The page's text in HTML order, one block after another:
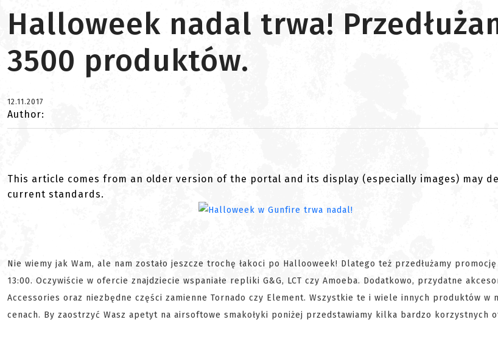
Halloweek nadal trwa!
3500 produktów.
12.11.2017
Author:
This article comes from an older version of the portal and its display (especially images) may
current standards.
Nie wiemy jak Wam, ale nam zostało jeszcze trochę łakoci po Hallooweek! Dlatego też przedłużamy
13:00. Oczywiście w ofercie znajdziecie wspaniałe repliki G&G, LCT czy Amoeba. Dodatkowo, przydatne
Accessories oraz niezbędne części zamienne Tornado czy Element. Wszystkie te i wiele innych produktów w
cenach. By zaostrzyć Wasz apetyt na airsoftowe smakołyki poniżej przedstawiamy kilka bardzo korzystnych